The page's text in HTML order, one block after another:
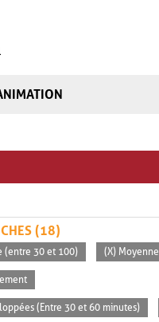
(18)
(entre 30 et 100) (X) Moyenne
(Entre 30 et 60 minutes)